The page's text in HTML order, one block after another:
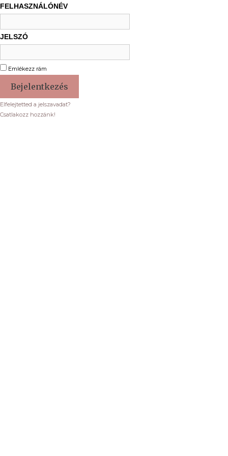
FELHASZNÁLÓNÉV
JELSZÓ
Emlékezz rám
Elfelejtetted a jelszavadat?
Csatlakozz hozzánk!